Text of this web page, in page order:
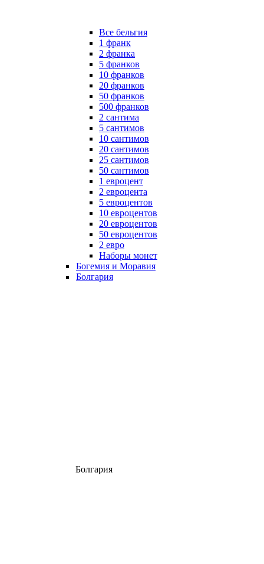
Все бельгия
1 франк
2 франка
5 франков
10 франков
20 франков
50 франков
500 франков
2 сантима
5 сантимов
10 сантимов
20 сантимов
25 сантимов
50 сантимов
1 евроцент
2 евроцента
5 евроцентов
10 евроцентов
20 евроцентов
50 евроцентов
2 евро
Наборы монет
Богемия и Моравия
Болгария
Болгария